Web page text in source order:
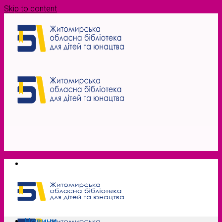
Skip to content